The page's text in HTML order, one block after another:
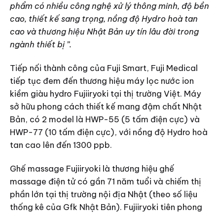
phẩm có nhiều công nghệ xử lý thông minh, độ bền
cao, thiết kế sang trọng, nồng độ Hydro hoà tan
cao và thương hiệu Nhật Bản uy tín lâu đời trong
ngành thiết bị ”.
Tiếp nối thành công của Fuji Smart, Fuji Medical
tiếp tục đem đến thương hiệu máy lọc nước ion
kiềm giàu hydro Fujiiryoki tại thị trường Việt. Máy
sở hữu phong cách thiết kế mang đậm chất Nhật
Bản, có 2 model là HWP-55 (5 tấm điện cực) và
HWP-77 (10 tấm điện cực), với nồng độ Hydro hoà
tan cao lên đến 1300 ppb.
Ghế massage Fujiiryoki là thương hiệu ghế
massage điện tử có gần 71 năm tuổi và chiếm thị
phần lớn tại thị trường nội địa Nhật (theo số liệu
thống kê của Gfk Nhật Bản). Fujiiryoki tiên phong